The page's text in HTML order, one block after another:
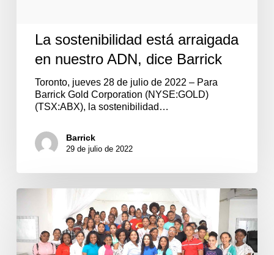
La sostenibilidad está arraigada
en nuestro ADN, dice Barrick
Toronto, jueves 28 de julio de 2022 – Para
Barrick Gold Corporation (NYSE:GOLD)
(TSX:ABX), la sostenibilidad…
Barrick
29 de julio de 2022
Barrick
Viejo
entrega
acreditaciones